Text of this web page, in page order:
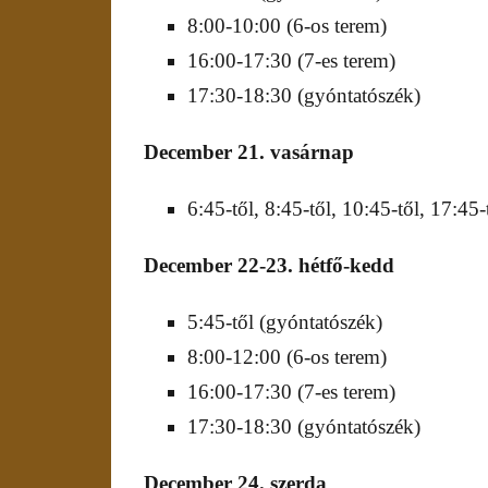
8:00-10:00 (6-os terem)
16:00-17:30 (7-es terem)
17:30-18:30 (gyóntatószék)
December 21. vasárnap
6:45-től, 8:45-től, 10:45-től,
December 22-23. hétfő-kedd
5:45-től (gyóntatószék)
8:00-12:00 (6-os terem)
16:00-17:30 (7-es terem)
17:30-18:30 (gyóntatószék)